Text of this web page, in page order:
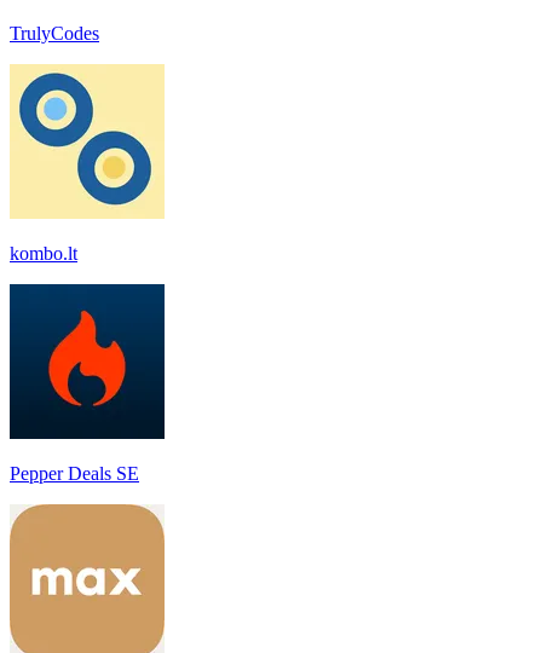
TrulyCodes
kombo.lt
Pepper Deals SE